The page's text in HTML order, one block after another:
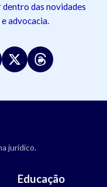
das novidades
advocacia.
jurídico.
Educação